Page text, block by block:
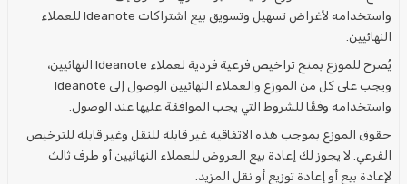
واستخدامه لأغراض تسهيل وتسويق بيع اشتراكات Ideanote للعملاء
النهائيين.
يُصرح للموزع بمنح تراخيص فرعية فردية لعملاء Ideanote النهائيين،
ويجب على كل من الموزع والعملاء النهائيين الوصول إلى Ideanote
واستخدامه وفقًا للشروط التي يجب الموافقة عليها عند الوصول.
حقوق الموزع بموجب هذه الاتفاقية غير قابلة للنقل وغير قابلة للترخيص
الفرعي. لا يجوز لك إعادة بيع العروض للعملاء النهائيين أو طرف ثالث
لإعادة بيع أو إعادة توزيع أو نقل المزيد.